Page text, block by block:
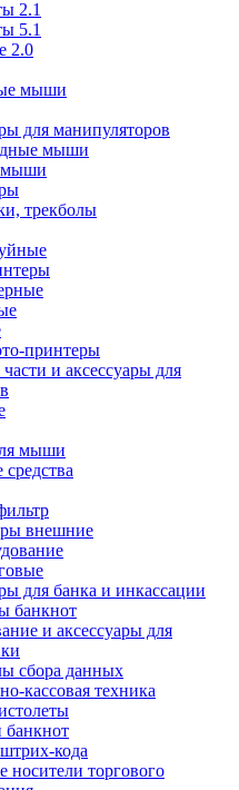
2.1
5.1
2.0
мыши
для манипуляторов
мыши
мыши
трекболы
принтеры
и аксессуары для
мыши
внешние
для банка и инкассации
банкнот
и аксессуары для
сбора данных
кассовая техника
банкнот
кода
носители торгового